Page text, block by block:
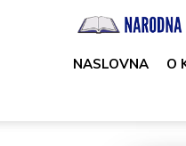
NASLOVNA O